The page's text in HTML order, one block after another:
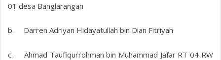
01 desa Banglarangan
b. Darren Adriyan Hidayatullah bin Dian Fitriyah
c.
Ahmad Taufiqurrohman bin Muhammad Jafar RT 04 RW